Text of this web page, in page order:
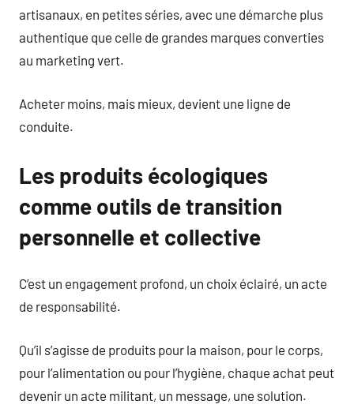
artisanaux, en petites séries, avec une démarche plus
authentique que celle de grandes marques converties
au marketing vert.
Acheter moins, mais mieux, devient une ligne de
conduite.
Les produits écologiques
comme outils de transition
personnelle et collective
C’est un engagement profond, un choix éclairé, un acte
de responsabilité.
Qu’il s’agisse de produits pour la maison, pour le corps,
pour l’alimentation ou pour l’hygiène, chaque achat peut
devenir un acte militant, un message, une solution.